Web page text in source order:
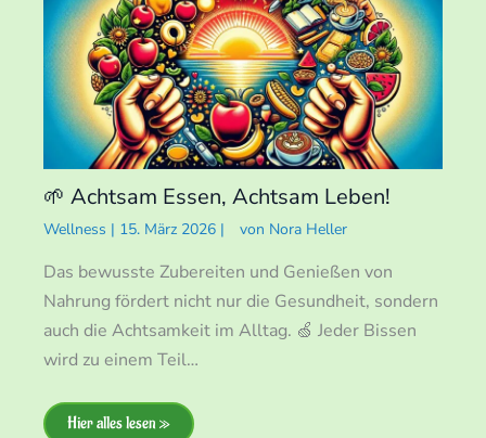
🌱 Achtsam Essen, Achtsam Leben!
Wellness | 15. März 2026 | von Nora Heller
Das bewusste Zubereiten und Genießen von
Nahrung fördert nicht nur die Gesundheit, sondern
auch die Achtsamkeit im Alltag. 🍏 Jeder Bissen
wird zu einem Teil…
Hier alles lesen »